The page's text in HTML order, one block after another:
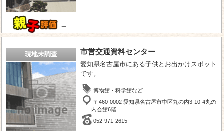
－
現地未調査 市営交通資料センター
愛知県名古屋市にある子供とお出かけスポット
です。
博物館・科学館など
〒460-0002 愛知県名古屋市中区丸の内3-10-4丸の
内会館6階
052-971-2615